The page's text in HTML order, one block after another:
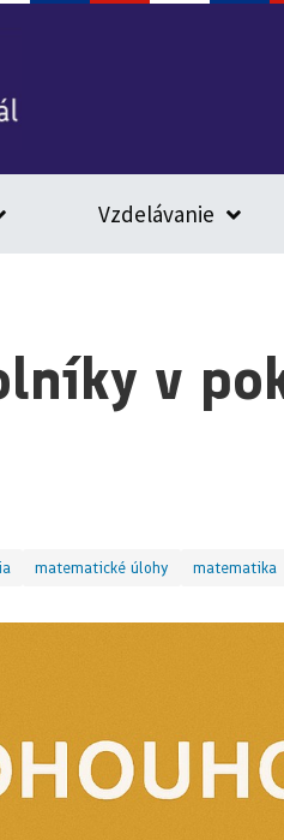
Vzdelávanie
v
matematické úlohy matematika